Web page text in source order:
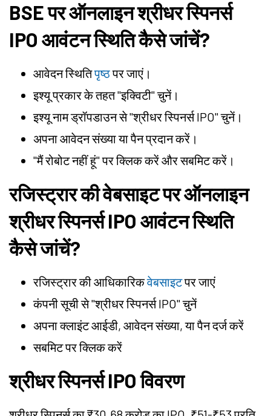
BSE पर ऑनलाइन श्रीधर स्पिनर्स
IPO आवंटन स्थिति कैसे जांचें?
आवेदन स्थितिपृष्ठपर जाएं।
इश्यू प्रकार के तहत "इक्विटी" चुनें।
इश्यू नाम ड्रॉपडाउन से "श्रीधर स्पिनर्स IPO" चुनें।
अपना आवेदन संख्या या पैन प्रदान करें।
"मैं रोबोट नहीं हूं" पर क्लिक करें और सबमिट करें।
रजिस्ट्रार की वेबसाइट पर ऑनलाइन
श्रीधर स्पिनर्स IPO आवंटन स्थिति
कैसे जांचें?
रजिस्ट्रार की आधिकारिकवेबसाइटपर जाएं
कंपनी सूची से "श्रीधर स्पिनर्स IPO" चुनें
अपना क्लाइंट आईडी, आवेदन संख्या, या पैन दर्ज करें
सबमिट पर क्लिक करें
श्रीधर स्पिनर्स IPO विवरण